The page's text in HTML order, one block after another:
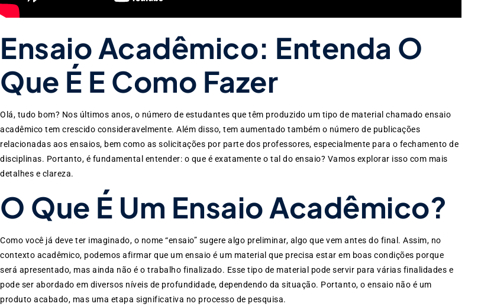
Ensaio Acadêmico: Entenda O
Que É E Como Fazer
Olá, tudo bom? Nos últimos anos, o número de estudantes que têm produzido um tipo de material chamado ensaio
acadêmico tem crescido consideravelmente. Além disso, tem aumentado também o número de publicações
relacionadas aos ensaios, bem como as solicitações por parte dos professores, especialmente para o fechamento de
disciplinas. Portanto, é fundamental entender: o que é exatamente o tal do ensaio? Vamos explorar isso com mais
detalhes e clareza.
O Que É Um Ensaio Acadêmico?
Como você já deve ter imaginado, o nome “ensaio” sugere algo preliminar, algo que vem antes do final. Assim, no
contexto acadêmico, podemos afirmar que um ensaio é um material que precisa estar em boas condições porque
será apresentado, mas ainda não é o trabalho finalizado. Esse tipo de material pode servir para várias finalidades e
pode ser abordado em diversos níveis de profundidade, dependendo da situação. Portanto, o ensaio não é um
produto acabado, mas uma etapa significativa no processo de pesquisa.